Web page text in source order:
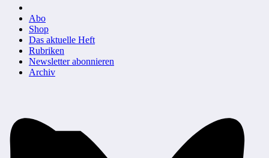
Abo
Shop
Das aktuelle Heft
Rubriken
Newsletter abonnieren
Archiv